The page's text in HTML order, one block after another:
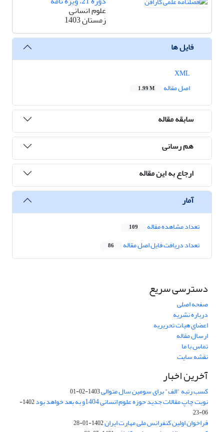
علوم انسانی
زمستان 1403
فایل ها
اصل مقاله
1.99 M
سابقه مقاله
هم رسانی
ارجاع به این مقاله
آمار
تعداد مشاهده مقاله 109
تعداد دریافت فایل اصل مقاله 86
دسترسی سریع
صفحه اصلی
درباره نشریه
اعضای هیات تحریریه
ارسال مقاله
تماس با ما
نقشه سایت
آخرین اخبار
کسب رتبه "الف" برای سومین سال متوالی1403-02-01
نوبت چاپ مقالات جدید حوزه علوم انسانی 1404و به بعد خواهد بود
1402-
06-23
فراخوان اولین کنفرانس ملی مهارت ایران1402-01-28